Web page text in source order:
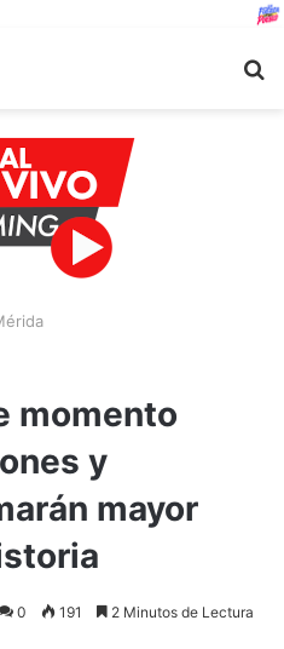
momento
y
mayor
0 191 2 Minutos de Lectura